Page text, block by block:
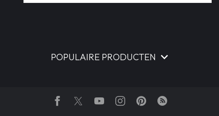
POPULAIRE PRODUCTEN